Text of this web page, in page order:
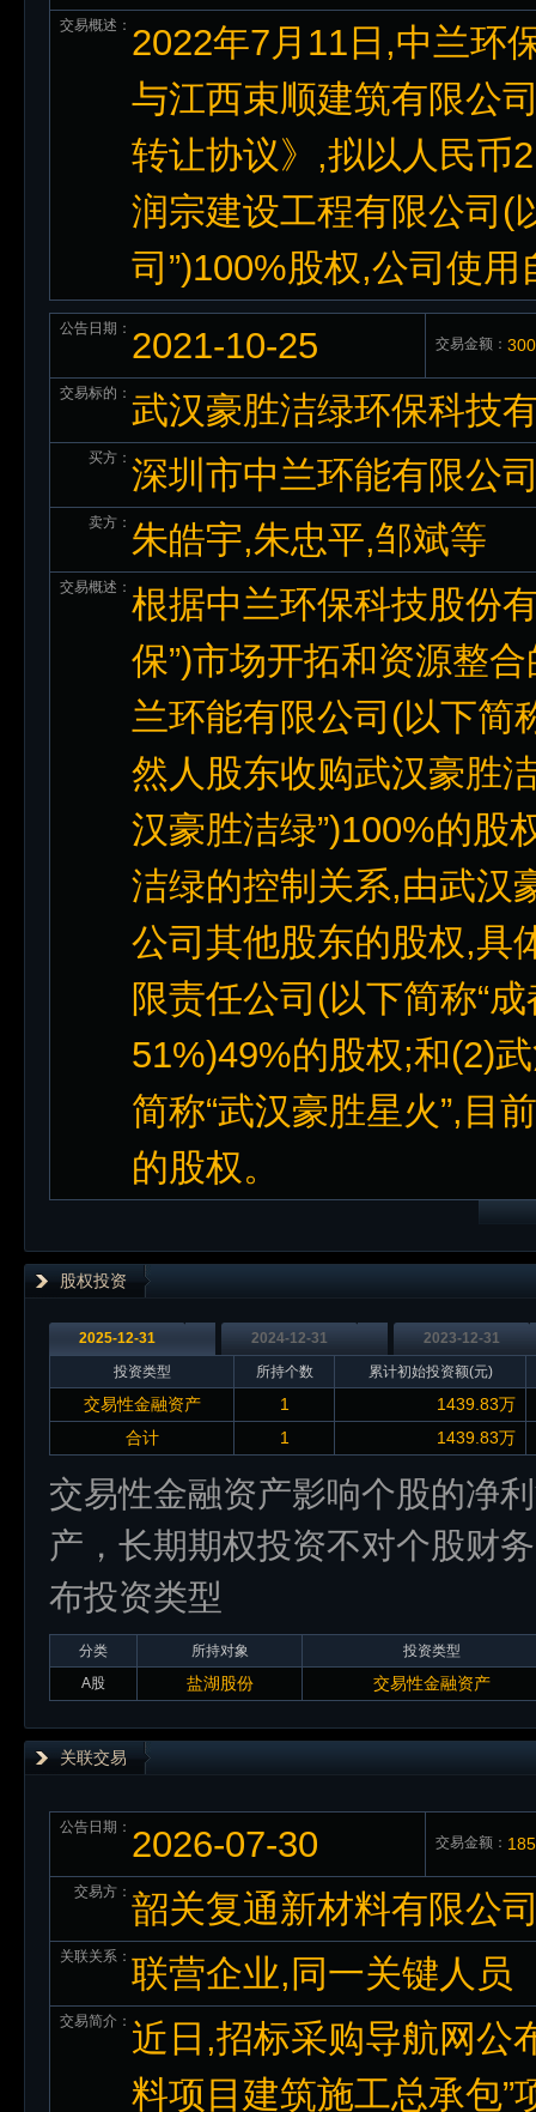
交易概述： 2022年7月11日,中兰环
与江西束顺建筑有限公
转让协议》,拟以人民币
润宗建设工程有限公司(
司”)100%股权,公司使
公告日期： 2021-10-25 交易金额：
交易标的： 武汉豪胜洁绿环保科技
买方： 深圳市中兰环能有限公
卖方： 朱皓宇,朱忠平,邹斌等
交易概述： 根据中兰环保科技股份
保”)市场开拓和资源整
兰环能有限公司(以下简
然人股东收购武汉豪胜
汉豪胜洁绿”)100%的股
洁绿的控制关系,由武汉
公司其他股东的股权,具
限责任公司(以下简称“
51%)49%的股权;和(2)
简称“武汉豪胜星火”,目
的股权。
股权投资
2025-12-31 2024-12-31
2023-12-31
投资类型
所持个数 累计初始投资额(元)
交易性金融资产 1
1439.83万
合计
1 1439.83万
交易性金融资产影响个股的净
产，长期期权投资不对个股财
布投资类型
分类 所持对象
投资类型
A股
盐湖股份 交易性金融资产
关联交易
公告日期： 2026-07-30 交易金额：
交易方： 韶关复通新材料有限公
关联关系： 联营企业,同一关键人员
交易简介： 近日,招标采购导航网公
料项目建筑施工总承包